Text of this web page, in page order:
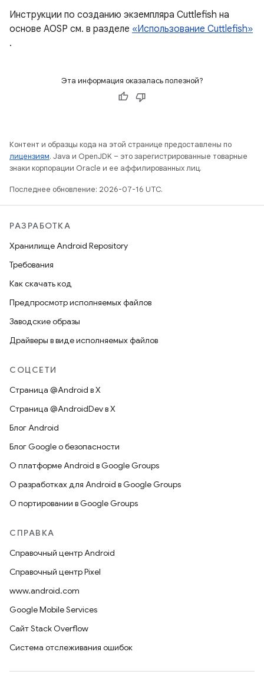
Инструкции по созданию экземпляра Cuttlefish на
основе AOSP см. в разделе «Использование Cuttlefish»
.
Эта информация оказалась полезной?
Контент и образцы кода на этой странице предоставлены по
лицензиям. Java и OpenJDK – это зарегистрированные товарные
знаки корпорации Oracle и ее аффилированных лиц.
Последнее обновление: 2026-07-16 UTC.
РАЗРАБОТКА
Хранилище Android Repository
Требования
Как скачать код
Предпросмотр исполняемых файлов
Заводские образы
Драйверы в виде исполняемых файлов
СОЦСЕТИ
Страница @Android в X
Страница @AndroidDev в X
Блог Android
Блог Google о безопасности
О платформе Android в Google Groups
О разработках для Android в Google Groups
О портировании в Google Groups
СПРАВКА
Справочный центр Android
Справочный центр Pixel
www.android.com
Google Mobile Services
Сайт Stack Overflow
Система отслеживания ошибок